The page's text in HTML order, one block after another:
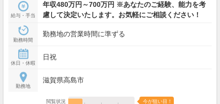
給与・手当
年収480万円～700万円 ※あなたのご経験、能力を考
慮して決定いたします。お気軽にご相談ください！
勤務時間
勤務地の営業時間に準ずる
休日・休暇
日祝
勤務地
滋賀県高島市
閲覧状況 今が狙い目！